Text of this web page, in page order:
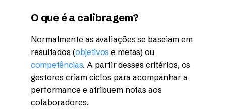
O que é a calibragem?
Normalmente as avaliações se baseiam em
resultados (objetivos e metas) ou
competências. A partir desses critérios, os
gestores criam ciclos para acompanhar a
performance e atribuem notas aos
colaboradores.